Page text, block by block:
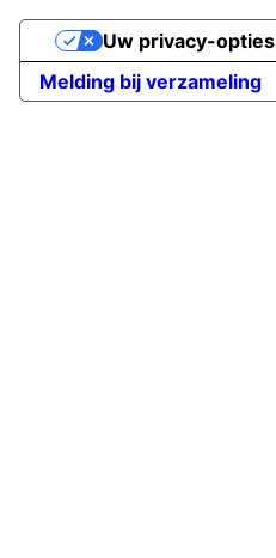
Melding bij verzameling
Uw privacy-opties